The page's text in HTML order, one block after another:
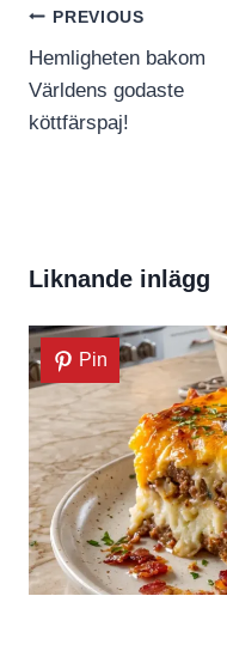
Inläggsnavigering
PREVIOUS
Hemligheten bakom
Världens godaste
köttfärspaj!
Liknande inlägg
Pin